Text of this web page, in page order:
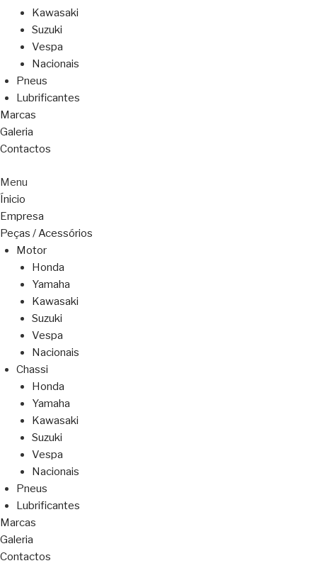
Kawasaki
Suzuki
Vespa
Nacionais
Pneus
Lubrificantes
Marcas
Galeria
Contactos
Menu
Ínicio
Empresa
Peças / Acessórios
Motor
Honda
Yamaha
Kawasaki
Suzuki
Vespa
Nacionais
Chassi
Honda
Yamaha
Kawasaki
Suzuki
Vespa
Nacionais
Pneus
Lubrificantes
Marcas
Galeria
Contactos